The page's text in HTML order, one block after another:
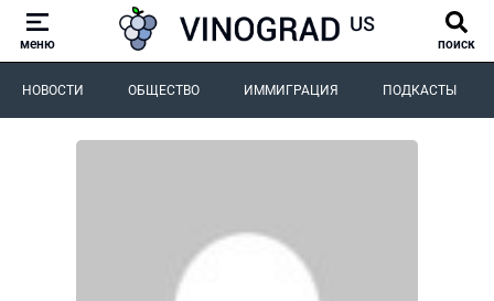
меню поиск
НОВОСТИ ОБЩЕСТВО ИММИГРАЦИЯ ПОДКАСТЫ